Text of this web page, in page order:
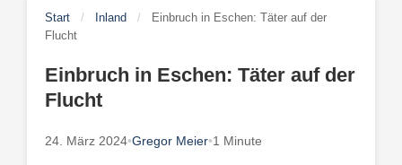
Start / Inland /
Einbruch in Eschen: Täter auf der
Flucht
Einbruch in Eschen: Täter auf der
Flucht
24. März 2024•Gregor Meier•1 Minute